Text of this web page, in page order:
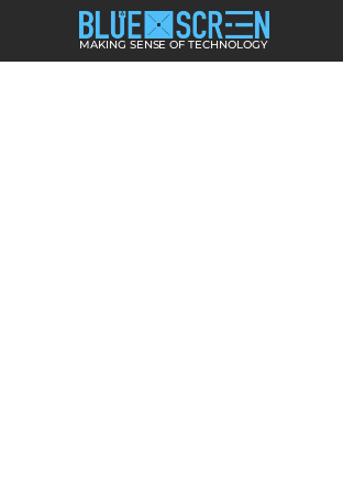
MAKING SENSE OF TECHNOLOGY